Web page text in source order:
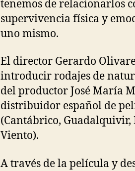
tenemos de relacionarlos
supervivencia física y
uno mismo.
El director Gerardo
introducir rodajes de
del productor José María
distribuidor español de
(Cantábrico,
Viento).
A través de la película y